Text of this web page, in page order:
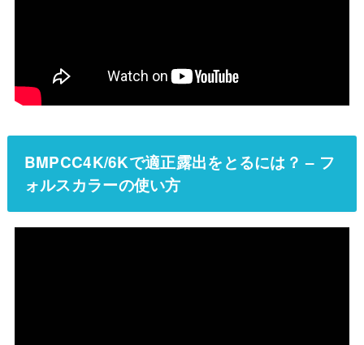
BMPCC4K/6Kで適正露出をとるには？ – フ
ォルスカラーの使い方